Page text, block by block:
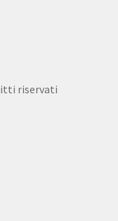
riservati